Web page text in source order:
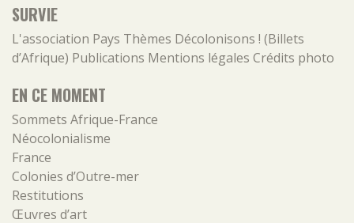
SURVIE
L'association Pays Thèmes Décolonisons ! (Billets
d’Afrique) Publications Mentions légales Crédits photo
EN CE MOMENT
Sommets Afrique-France
Néocolonialisme
France
Colonies d’Outre-mer
Restitutions
Œuvres d’art